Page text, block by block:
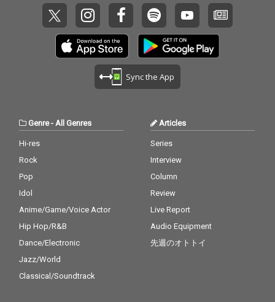
Sync the App
Genre- All Genres
Hi-res
Rock
Pop
Idol
Anime/Game/Voice Actor
Hip Hop/R&B
Dance/Electronic
Jazz/World
Classical/Soundtrack
Articles
Series
Interview
Column
Review
Live Report
Audio Equipment
先週のオトトイ